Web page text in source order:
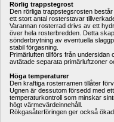
Rörlig trappstegrost
Den rörliga trappstegsrosten
ett stort antal rosterstavar
Varannan rosterrad drivs av ett
över hela rosterbredden. Detta
sönderbrytning av eventuella
stabil förgasning.
Primärluften tillförs från undersidan
avtätade separata primärluftzoner
Höga temperaturer
Den kraftiga rosterramen tillåter
Ugnen är dessutom försedd med
temperaturkontroll som minskar
högt värmevärdeinnehåll.
Rökgasåterföringen ger också